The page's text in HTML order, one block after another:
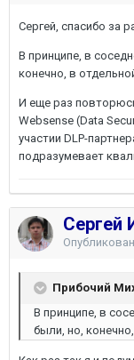
Сергей, спасибо за
В принципе, в
конечно, в
И еще раз
Websense (Data
участии DLP-
подразумевает
Сергей
Прибочий
В принципе, в
были, но,